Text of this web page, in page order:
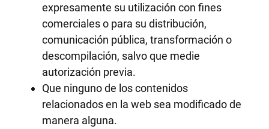
expresamente su utilización con fines
comerciales o para su distribución,
comunicación pública, transformación o
descompilación, salvo que medie
autorización previa.
Que ninguno de los contenidos
relacionados en la web sea modificado de
manera alguna.